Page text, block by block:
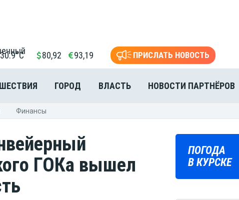
80,92 93,19 ПРИСЛАТЬ НОВОСТЬ
ГОРОД ВЛАСТЬ НОВОСТИ ПАРТНЁРОВ
Финансы
ГОКа вышел
ГОРОСКОП
НА
ПОГОДА
В КУРСКЕ